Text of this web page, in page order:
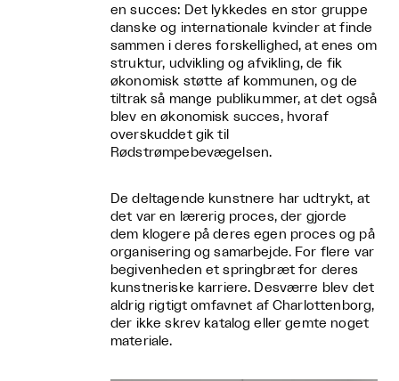
en succes: Det lykkedes en stor gruppe
danske og internationale kvinder at finde
sammen i deres forskellighed, at enes om
struktur, udvikling og afvikling, de fik
økonomisk støtte af kommunen, og de
tiltrak så mange publikummer, at det også
blev en økonomisk succes, hvoraf
overskuddet gik til
Rødstrømpebevægelsen.
De deltagende kunstnere har udtrykt, at
det var en lærerig proces, der gjorde
dem klogere på deres egen proces og på
organisering og samarbejde. For flere var
begivenheden et springbræt for deres
kunstneriske karriere. Desværre blev det
aldrig rigtigt omfavnet af Charlottenborg,
der ikke skrev katalog eller gemte noget
materiale.